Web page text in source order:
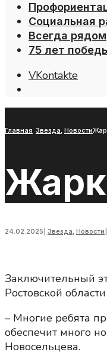
Социальная
Всегда рядом
75 лет
VKontakte
Главная Звезда, Новости
24.02.2025 Звезда, Новости
Заключительный
Ростовской
– Многие ребята
обеспечит много
Новосельцева.